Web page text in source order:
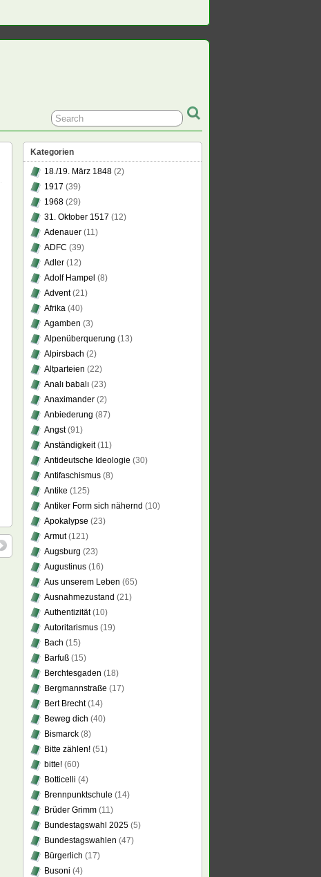
Kategorien
18./19. März 1848 (2)
1917 (39)
1968 (29)
31. Oktober 1517 (12)
Adenauer (11)
ADFC (39)
Adler (12)
Adolf Hampel (8)
Advent(21)
Afrika (40)
Agamben (3)
Alpenüberquerung (13)
Alpirsbach (2)
Altparteien (22)
Analı babalı (23)
Anaximander (2)
Anbiederung (87)
Angst(91)
Anständigkeit(11)
Antideutsche Ideologie (30)
Antifaschismus (8)
Antike (125)
Antiker Form sich nähernd (10)
Apokalypse (23)
Armut(121)
Augsburg (23)
Augustinus (16)
Aus unserem Leben (65)
Ausnahmezustand (21)
Authentizität(10)
Autoritarismus (19)
Bach (15)
Barfuß (15)
Berchtesgaden (18)
Bergmannstraße (17)
Bert Brecht(14)
Beweg dich (40)
Bismarck (8)
Bitte zählen! (51)
bitte! (60)
Botticelli (4)
Brennpunktschule (14)
Brüder Grimm (11)
Bundestagswahl 2025 (5)
Bundestagswahlen (47)
Bürgerlich (17)
Busoni (4)